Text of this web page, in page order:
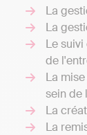
La
La
Le
de
La
sein de
La
La